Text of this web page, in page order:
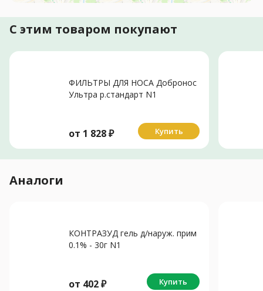
С этим товаром покупают
ФИЛЬТРЫ ДЛЯ НОСА Добронос
Ультра р.стандарт N1
от 1 828₽ Купить
Аналоги
КОНТРАЗУД гель д/наруж. прим
0.1% - 30г N1
от 402₽ Купить